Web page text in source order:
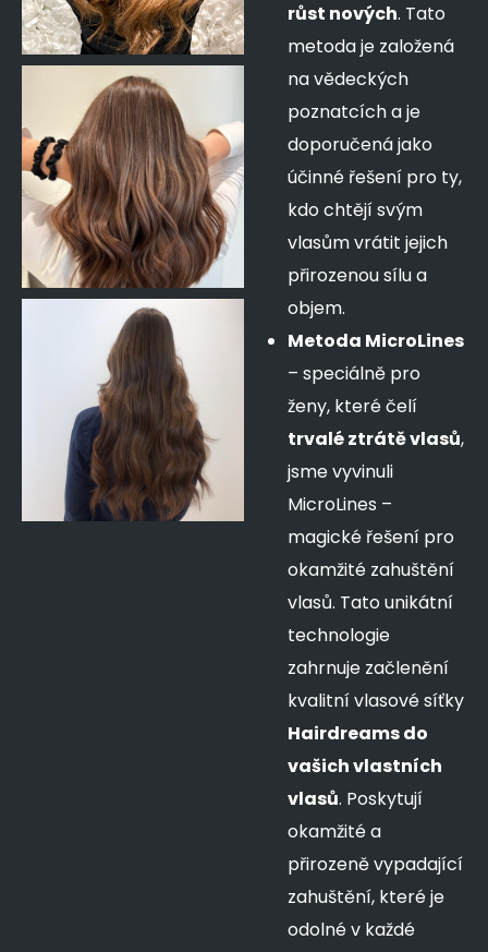
růst nových. Tato
metoda je založená
na vědeckých
poznatcích a je
doporučená jako
účinné řešení pro ty,
kdo chtějí svým
vlasům vrátit jejich
přirozenou sílu a
objem.
Metoda MicroLines
– speciálně pro
ženy, které čelí
trvalé ztrátě vlasů,
jsme vyvinuli
MicroLines –
magické řešení pro
okamžité zahuštění
vlasů. Tato unikátní
technologie
zahrnuje začlenění
kvalitní vlasové síťky
Hairdreams do
vašich vlastních
vlasů. Poskytují
okamžité a
přirozeně vypadající
zahuštění, které je
odolné v každé